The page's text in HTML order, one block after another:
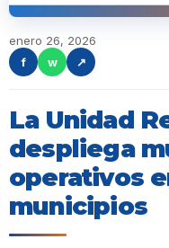
enero 26, 2026
f
w ↗
La Unidad
despliega
operativos
municipios